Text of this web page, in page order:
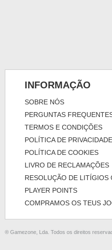
INFORMAÇÃO
SOBRE NÓS
PERGUNTAS
TERMOS E CONDIÇÕES
POLÍTICA DE PRIVACIDADE
POLÍTICA DE COOKIES
LIVRO DE RECLAMAÇÕES
RESOLUÇÃO DE LITÍGIOS
PLAYER POINTS
COMPRAMOS OS TEUS
® Gamezone, Lda. Todos os direitos